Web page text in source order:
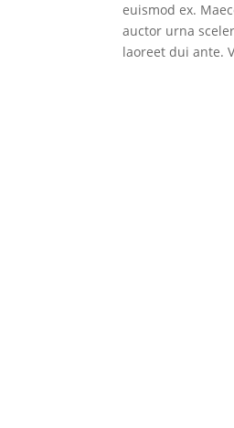
euismod ex.
auctor urna
laoreet dui ante.